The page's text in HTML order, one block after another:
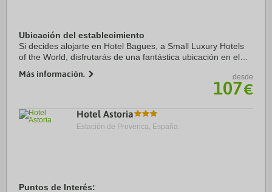
Ubicación del establecimiento
Si decides alojarte en Hotel Bagues, a Small Luxury Hotels
of the World, disfrutarás de una fantástica ubicación en el
min a pie de Catedral de ...
Más información. desde
107€
Hotel Astoria
Estación de Provenca, España.
Puntos de Interés: